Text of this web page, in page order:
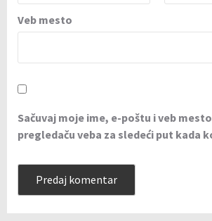
Veb mesto
Sačuvaj moje ime, e-poštu i veb
pregledaču veba za sledeći put kada